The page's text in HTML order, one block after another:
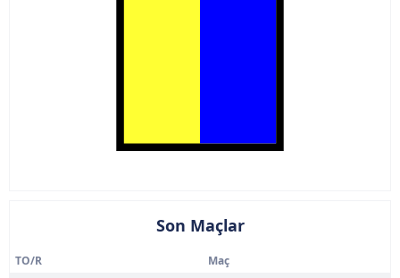
Son Maçlar
TO/R Maç